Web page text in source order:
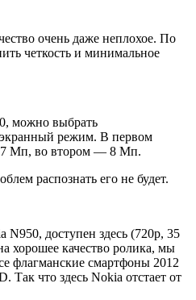
очень даже неплохое. По
четкость и минимальное
можно выбрать
режим. В первом
7 Мп, во втором — 8 Мп.
распознать его не будет.
доступен здесь (720р, 35
хорошее качество ролика, мы
флагманские смартфоны 2012
Так что здесь Nokia отстает от